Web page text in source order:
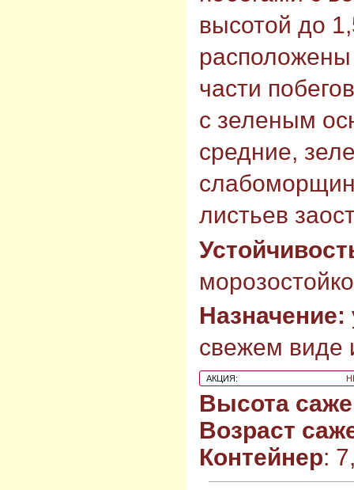
высотой до
части
с зеленым
средние,
листьев
Назначение:
свежем виде
АКЦИЯ:
Высота
Возраст
Контейнер: